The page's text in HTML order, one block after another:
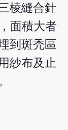
棱縫合針
面積大者
到斑禿區
紗布及止